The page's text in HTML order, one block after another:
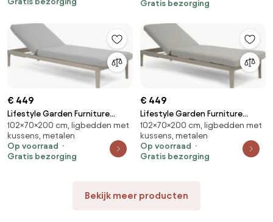
Gratis bezorging
€ 449
Lifestyle Garden Furniture
Mateo Ligbed Met Kussen
Loft/earth Aluminium Taupe
102×70×200 cm, ligbedden met
kussens, metalen
Op voorraad
Gratis bezorging
€ 449
Lifestyle Garden Furniture
Mateo Ligbed Met Kussen
Loft/sandy Aluminium Taupe
102×70×200 cm, ligbedden met
kussens, metalen
Op voorraad
Gratis bezorging
Bekijk meer producten